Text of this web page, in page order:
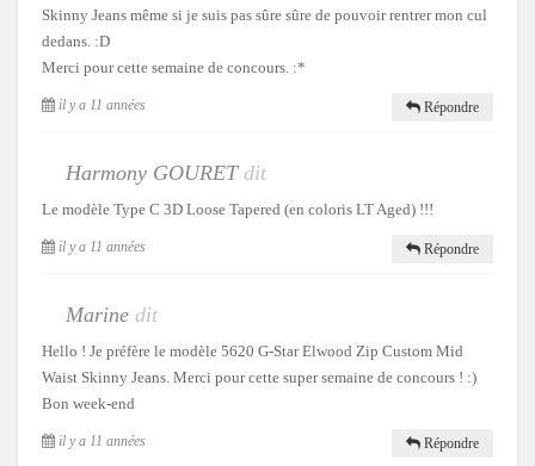
Skinny Jeans même si je suis pas sûre sûre de pouvoir rentrer mon cul
dedans. :D
Merci pour cette semaine de concours. :*
il y a 11 années Répondre
Harmony GOURET dit
Le modèle Type C 3D Loose Tapered (en coloris LT Aged) !!!
il y a 11 années Répondre
Marine dit
Hello ! Je préfère le modèle 5620 G-Star Elwood Zip Custom Mid
Waist Skinny Jeans. Merci pour cette super semaine de concours ! :)
Bon week-end
il y a 11 années Répondre